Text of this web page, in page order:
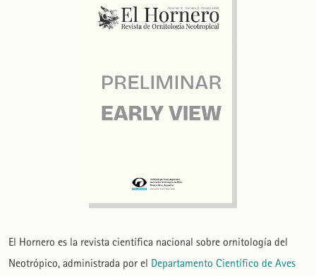
El Hornero es la revista científica nacional sobre ornitología del
Neotrópico, administrada por el Departamento Científico de Aves